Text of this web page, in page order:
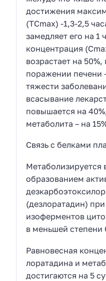
достижения
(ТСmax) -1,3-2,5
замедляет его на 1
концентрация
возрастает на
поражении печени
тяжести
всасывание
повышается на
метаболита – на
Связь с белками
Метаболизируется
образованием
(дезлоратадин)
изоферментов
в меньшей степени
Равновесная
лоратадина и
достигаются на 5